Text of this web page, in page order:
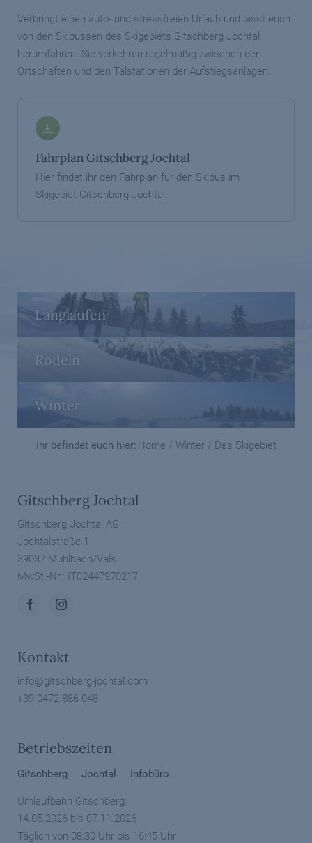
Verbringt einen auto- und stressfreien Urlaub und lasst euch
von den Skibussen des Skigebiets Gitschberg Jochtal
herumfahren. Sie verkehren regelmäßig zwischen den
Ortschaften und den Talstationen der Aufstiegsanlagen.
Fahrplan Gitschberg Jochtal
Hier findet ihr den Fahrplan für den Skibus im
Skigebiet Gitschberg Jochtal.
Langlaufen
Rodeln
Winter
Ihr befindet euch hier: Home / Winter / Das Skigebiet
Gitschberg Jochtal
Gitschberg Jochtal AG
Jochtalstraße 1
39037 Mühlbach/Vals
MwSt.-Nr.: IT02447970217
Kontakt
info@gitschberg-jochtal.com
+39 0472 886 048
Betriebszeiten
Gitschberg Jochtal Infobüro
Umlaufbahn Gitschberg:
14.05.2026 bis 07.11.2026
Täglich von 08:30 Uhr bis 16:45 Uhr